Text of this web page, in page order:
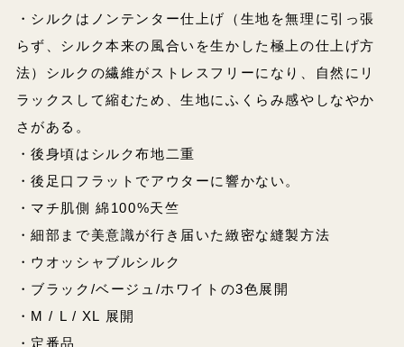
・シルクはノンテンター仕上げ（生地を無理に引っ張
らず、シルク本来の風合いを生かした極上の仕上げ方
法）シルクの繊維がストレスフリーになり、自然にリ
ラックスして縮むため、生地にふくらみ感やしなやか
さがある。
・後身頃はシルク布地二重
・後足口フラットでアウターに響かない。
・マチ肌側 綿100%天竺
・細部まで美意識が行き届いた緻密な縫製方法
・ウオッシャブルシルク
・ブラック/ベージュ/ホワイトの3色展開
・M / L / XL 展開
・定番品